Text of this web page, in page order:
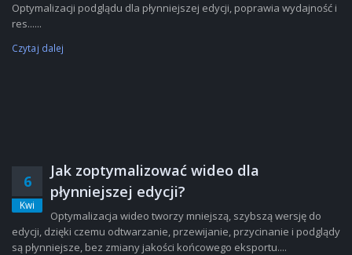
Optymalizacji podglądu dla płynniejszej edycji, poprawia wydajność i
res......
Czytaj dalej
6
Kwi
Jak zoptymalizować wideo dla
płynniejszej edycji?
Optymalizacja wideo tworzy mniejszą, szybszą wersję do
edycji, dzięki czemu odtwarzanie, przewijanie, przycinanie i podglądy
są płynniejsze, bez zmiany jakości końcowego eksportu....